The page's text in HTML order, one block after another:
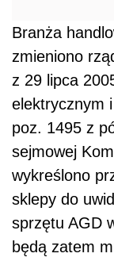
Branża
zmieniono
z 29 lipca
elektrycznym
poz. 1495 z
sejmowej
wykreślono
sklepy do
sprzętu AGD
będą zatem